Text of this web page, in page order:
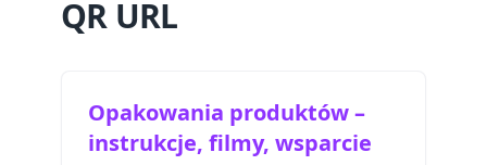
QR URL
Opakowania produktów –
instrukcje, filmy, wsparcie